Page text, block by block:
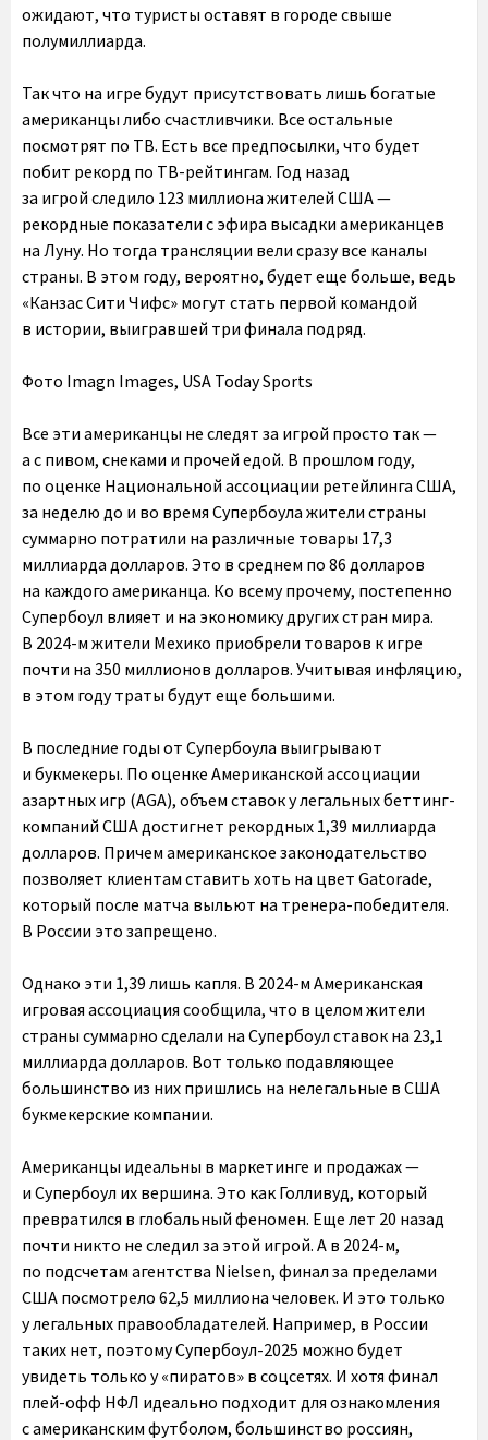
ожидают, что туристы оставят в городе свыше
полумиллиарда.
Так что на игре будут присутствовать лишь богатые
американцы либо счастливчики. Все остальные
посмотрят по ТВ. Есть все предпосылки, что будет
побит рекорд по ТВ-рейтингам. Год назад
за игрой следило 123 миллиона жителей США —
рекордные показатели с эфира высадки американцев
на Луну. Но тогда трансляции вели сразу все каналы
страны. В этом году, вероятно, будет еще больше, ведь
«Канзас Сити Чифс» могут стать первой командой
в истории, выигравшей три финала подряд.
Фото Imagn Images, USA Today Sports
Все эти американцы не следят за игрой просто так —
а с пивом, снеками и прочей едой. В прошлом году,
по оценке Национальной ассоциации ретейлинга США,
за неделю до и во время Супербоула жители страны
суммарно потратили на различные товары 17,3
миллиарда долларов. Это в среднем по 86 долларов
на каждого американца. Ко всему прочему, постепенно
Супербоул влияет и на экономику других стран мира.
В 2024-м жители Мехико приобрели товаров к игре
почти на 350 миллионов долларов. Учитывая инфляцию,
в этом году траты будут еще большими.
В последние годы от Супербоула выигрывают
и букмекеры. По оценке Американской ассоциации
азартных игр (AGA), объем ставок у легальных беттинг-
компаний США достигнет рекордных 1,39 миллиарда
долларов. Причем американское законодательство
позволяет клиентам ставить хоть на цвет Gatorade,
который после матча выльют на тренера-победителя.
В России это запрещено.
Однако эти 1,39 лишь капля. В 2024-м Американская
игровая ассоциация сообщила, что в целом жители
страны суммарно сделали на Супербоул ставок на 23,1
миллиарда долларов. Вот только подавляющее
большинство из них пришлись на нелегальные в США
букмекерские компании.
Американцы идеальны в маркетинге и продажах —
и Супербоул их вершина. Это как Голливуд, который
превратился в глобальный феномен. Еще лет 20 назад
почти никто не следил за этой игрой. А в 2024-м,
по подсчетам агентства Nielsen, финал за пределами
США посмотрело 62,5 миллиона человек. И это только
у легальных правообладателей. Например, в России
таких нет, поэтому Супербоул-2025 можно будет
увидеть только у «пиратов» в соцсетях. И хотя финал
плей-офф НФЛ идеально подходит для ознакомления
с американским футболом, большинство россиян,